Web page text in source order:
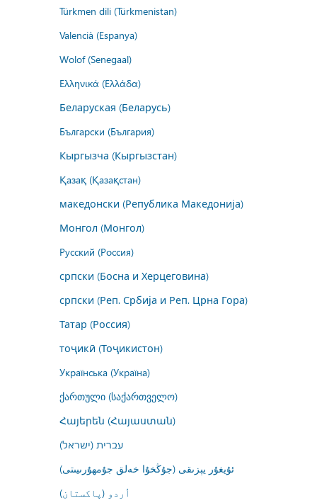
Türkmen dili (Türkmenistan)
Valencià (Espanya)
Wolof (Senegaal)
Ελληνικά (Ελλάδα)
Беларуская (Беларусь)
Български (България)
Кыргызча (Кыргызстан)
Қазақ (Қазақстан)
македонски (Република Македонија)
Монгол (Монгол)
Русский (Россия)
српски (Босна и Херцеговина)
српски (Реп. Србија и Реп. Црна Гора)
Татар (Россия)
тоҷикӣ (Тоҷикистон)
Українська (Україна)
ქართული (საქართველო)
Հայերեն (Հայաստան)
עברית (ישראל)
ئۇيغۇر يېزىقى (جۇڭخۇا خەلق جۇمھۇرىيىتى)
اُردو (پاکستان)